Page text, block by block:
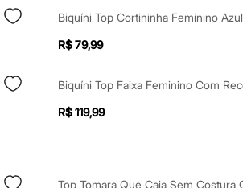
Biquíni Top Cortininha Feminino Azul
R$ 79,99
R$ 119,99